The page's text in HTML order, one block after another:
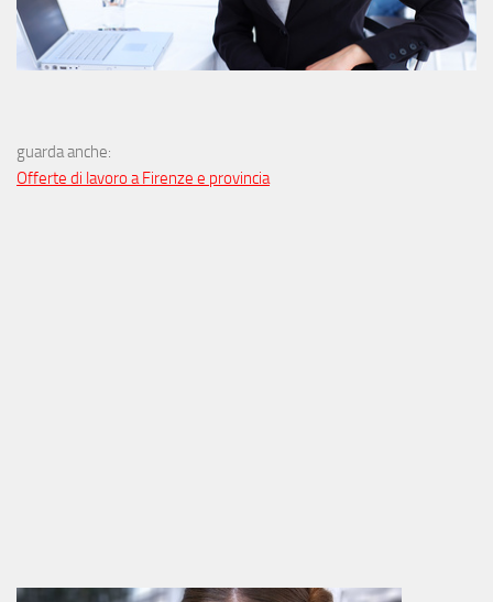
guarda anche:
Offerte di lavoro a Firenze e provincia